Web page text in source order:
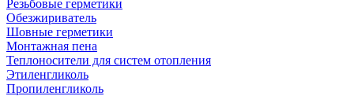
Резьбовые герметики
Обезжириватель
Шовные герметики
Монтажная пена
Теплоносители для систем отопления
Этиленгликоль
Пропиленгликоль